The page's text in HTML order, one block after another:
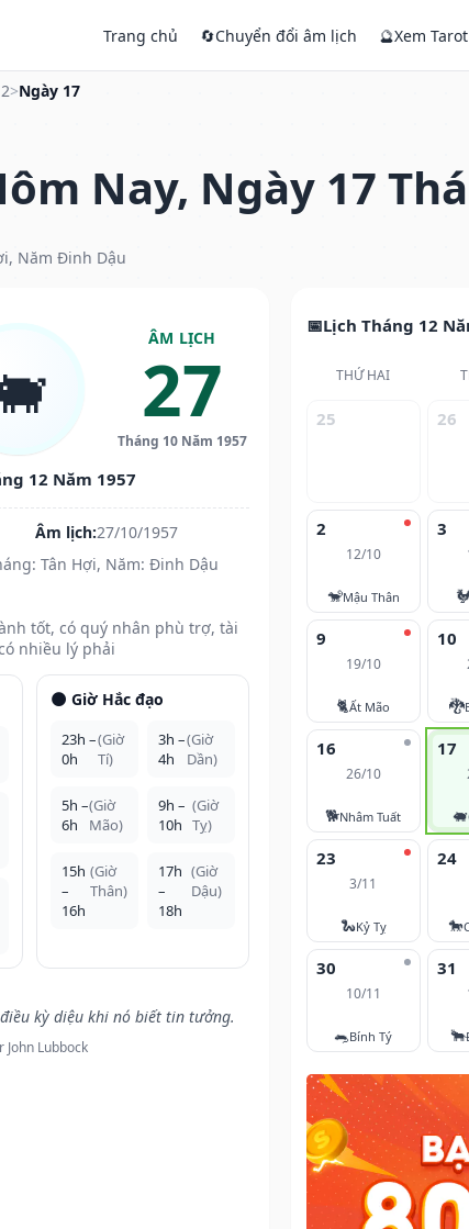
Trang chủ 🔄Chuyển đổi âm lịch 🔮Xem Tarot
>Ngày 17
Nay, Ngày 17
Năm Đinh Dậu
ÂM LỊCH
27
Tháng 10 Năm 1957
12 Năm 1957
Âm lịch:27/10/1957
Tân Hợi, Năm: Đinh Dậu
tốt, có quý nhân phù trợ, tài
nhiều lý phải
🌑 Giờ Hắc đạo
23h –
0h
(Giờ
Tí)
3h –
4h
(Giờ
Dần)
5h –
6h
(Giờ
Mão)
9h –
10h
(Giờ
Tỵ)
15h
–
16h
(Giờ
Thân)
17h
–
18h
(Giờ
Dậu)
kỳ diệu khi nó biết tin tưởng.
Lubbock
Lịch Tháng 12
THỨ HAI
25 26
2
12/10
🐒Mậu Thân
3
🐓
9
19/10
🐈Ất Mão
10
🐉
16
26/10
🐕Nhâm Tuất
17
🐖
23
3/11
🐍Kỷ Tỵ
24
🐎
30
10/11
🐀Bính Tý
31
🐂